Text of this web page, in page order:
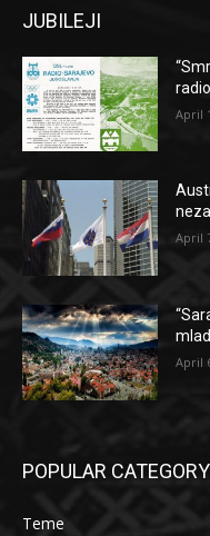
JUBILEJI
April
April
April
POPULAR CATEGORY
Teme